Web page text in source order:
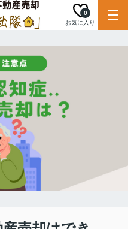
お気に入り
0